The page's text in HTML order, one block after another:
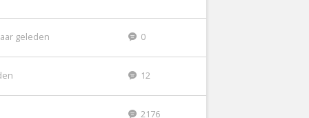
geleden 0
12
2176